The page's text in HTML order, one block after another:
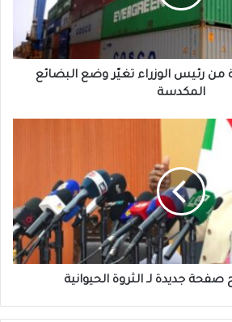
رئيس الوزراء تغيّر وضع البضائع
المكدسة
جديدة لـ الثروة الحيوانية